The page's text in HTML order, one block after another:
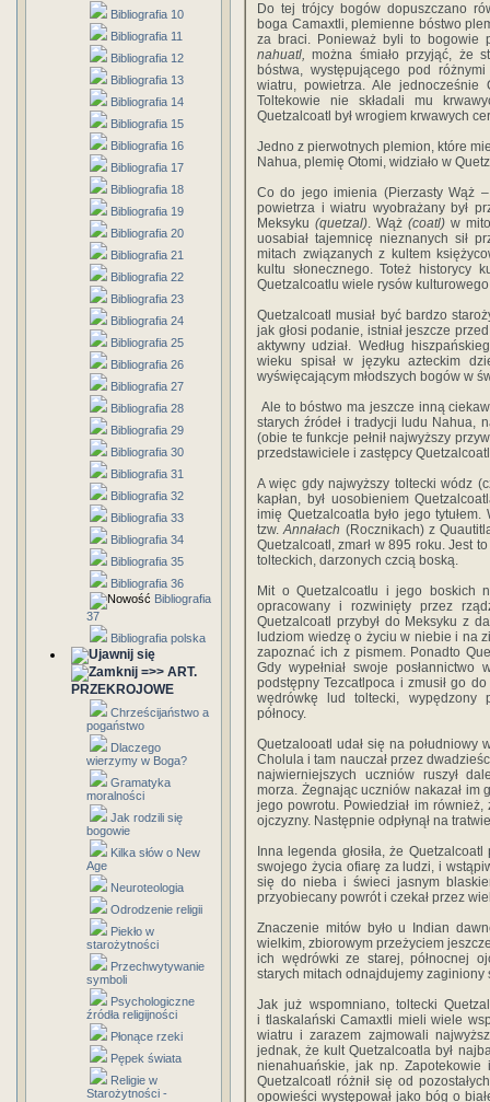
Bibliografia 10
Bibliografia 11
Bibliografia 12
Bibliografia 13
Bibliografia 14
Bibliografia 15
Bibliografia 16
Bibliografia 17
Bibliografia 18
Bibliografia 19
Bibliografia 20
Bibliografia 21
Bibliografia 22
Bibliografia 23
Bibliografia 24
Bibliografia 25
Bibliografia 26
Bibliografia 27
Bibliografia 28
Bibliografia 29
Bibliografia 30
Bibliografia 31
Bibliografia 32
Bibliografia 33
Bibliografia 34
Bibliografia 35
Bibliografia 36
Bibliografia
37
Bibliografia polska
=>> ART.
PRZEKROJOWE
Chrześcijaństwo a
pogaństwo
Dlaczego
wierzymy w Boga?
Gramatyka
moralności
Jak rodzili się
bogowie
Kilka słów o New
Age
Neuroteologia
Odrodzenie religii
Piekło w
starożytności
Przechwytywanie
symboli
Psychologiczne
źródła religijności
Płonące rzeki
Pępek świata
Religie w
Starożytności -
Do tej trójcy bogów dopuszczano
boga Camaxtli, plemienne bóstwo
za braci. Ponieważ byli to bogowie
nahuatl,można śmiało przyjąć, że
bóstwa, występującego pod
wiatru, powietrza. Ale jednocześnie
Toltekowie nie składali mu
Quetzalcoatl był wrogiem krwawych
Jedno z pierwotnych plemion, które
Nahua, plemię Otomi, widziało w
Co do jego imienia (Pierzasty Wąż
powietrza i wiatru wyobrażany był
Meksyku (quetzal). Wąż (coatl) w
uosabiał tajemnicę nieznanych sił
mitach związanych z kultem
kultu słonecznego. Toteż
Quetzalcoatlu wiele rysów
Quetzalcoatl musiał być bardzo
jak głosi podanie, istniał jeszcze
aktywny udział. Według
wieku spisał w języku azteckim
wyświęcającym młodszych bogów w
Ale to bóstwo ma jeszcze inną
starych źródeł i tradycji ludu Nahua,
(obie te funkcje pełnił najwyższy
przedstawiciele i zastępcy
A więc gdy najwyższy toltecki wódz
kapłan, był uosobieniem
imię Quetzalcoatla było jego
tzw.Annałach (Rocznikach) z
Quetzalcoatl, zmarł w 895 roku. Jest
tolteckich, darzonych czcią boską.
Mit o Quetzalcoatlu i jego boskich
opracowany i rozwinięty przez
Quetzalcoatl przybył do Meksyku z
ludziom wiedzę o życiu w niebie i na
zapoznać ich z pismem. Ponadto
Gdy wypełniał swoje
podstępny Tezcatlpoca i zmusił go
wędrówkę lud toltecki, wypędzony
północy.
Quetzalooatl udał się na południowy
Cholula i tam nauczał przez
najwierniejszych uczniów ruszył
morza. Żegnając uczniów nakazał
jego powrotu. Powiedział im
ojczyzny. Następnie odpłynął na
Inna legenda głosiła, że
swojego życia ofiarę za ludzi, i
się do nieba i świeci jasnym
przyobiecany po­wrót i czekał przez
Znaczenie mitów było u Indian
wielkim, zbiorowym przeżyciem
ich wędrówki ze starej, północnej
starych mitach odnajdujemy
Jak już wspomniano, toltecki
i tlaskalański Camaxtli mieli wiele
wiatru i zarazem zajmowali
jednak, że kult Quetzalcoatla był
nienahuańskie, jak np. Zapotekowie
Quetzalcoatl różnił się od
opowieści występował jako bóg o